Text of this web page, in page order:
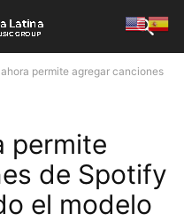
permite agregar canciones
permite
de Spotify
el modelo